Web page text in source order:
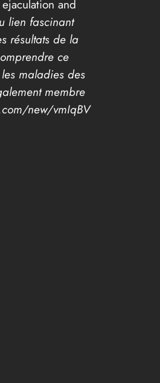
and
lien fascinant
résultats de la
ce
maladies des
membre
new/vmIqBV